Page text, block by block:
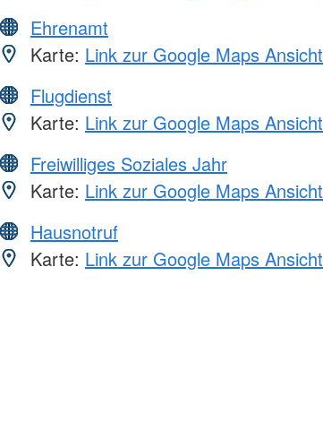
Ehrenamt
Karte: Link zur Google Maps Ansicht
Flugdienst
Karte: Link zur Google Maps Ansicht
Freiwilliges Soziales Jahr
Karte: Link zur Google Maps Ansicht
Hausnotruf
Karte: Link zur Google Maps Ansicht